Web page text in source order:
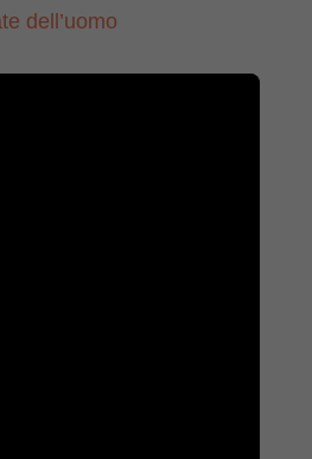
dell’uomo